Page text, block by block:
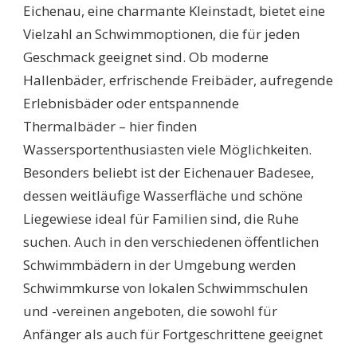
ENTDECKEN
SIE
DIE
BESTEN
FÜR
Eichenau, eine charmante Kleinstadt, bietet eine
Vielzahl an Schwimmoptionen, die für jeden
Geschmack geeignet sind. Ob moderne
Hallenbäder, erfrischende Freibäder, aufregende
Erlebnisbäder oder entspannende
Thermalbäder – hier finden
Wassersportenthusiasten viele Möglichkeiten.
Besonders beliebt ist der Eichenauer Badesee,
dessen weitläufige Wasserfläche und schöne
Liegewiese ideal für Familien sind, die Ruhe
suchen. Auch in den verschiedenen öffentlichen
Schwimmbädern in der Umgebung werden
Schwimmkurse von lokalen Schwimmschulen
und -vereinen angeboten, die sowohl für
Anfänger als auch für Fortgeschrittene geeignet